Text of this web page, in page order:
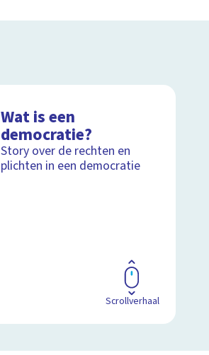
Wat is een
democratie?
Story over de rechten en
plichten in een democratie
Scrollverhaal